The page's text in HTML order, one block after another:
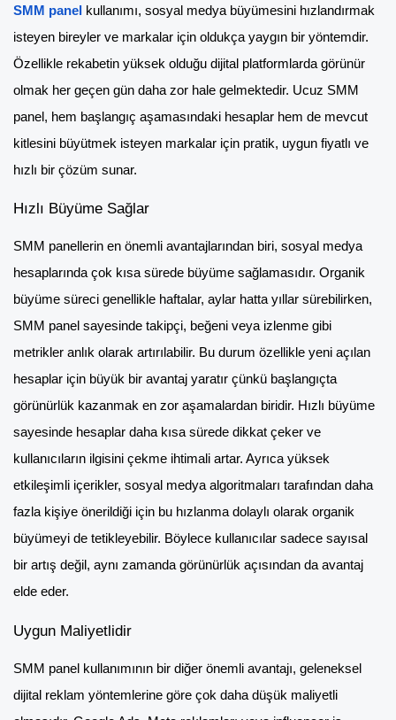
SMM panel
kullanımı, sosyal medya büyümesini hızlandırmak
isteyen bireyler ve markalar için oldukça yaygın bir yöntemdir.
Özellikle rekabetin yüksek olduğu dijital platformlarda görünür
olmak her geçen gün daha zor hale gelmektedir. Ucuz SMM
panel, hem başlangıç aşamasındaki hesaplar hem de mevcut
kitlesini büyütmek isteyen markalar için pratik, uygun fiyatlı ve
hızlı bir çözüm sunar.
Hızlı Büyüme Sağlar
SMM panellerin en önemli avantajlarından biri, sosyal medya
hesaplarında çok kısa sürede büyüme sağlamasıdır. Organik
büyüme süreci genellikle haftalar, aylar hatta yıllar sürebilirken,
SMM panel sayesinde takipçi, beğeni veya izlenme gibi
metrikler anlık olarak artırılabilir. Bu durum özellikle yeni açılan
hesaplar için büyük bir avantaj yaratır çünkü başlangıçta
görünürlük kazanmak en zor aşamalardan biridir. Hızlı büyüme
sayesinde hesaplar daha kısa sürede dikkat çeker ve
kullanıcıların ilgisini çekme ihtimali artar. Ayrıca yüksek
etkileşimli içerikler, sosyal medya algoritmaları tarafından daha
fazla kişiye önerildiği için bu hızlanma dolaylı olarak organik
büyümeyi de tetikleyebilir. Böylece kullanıcılar sadece sayısal
bir artış değil, aynı zamanda görünürlük açısından da avantaj
elde eder.
Uygun Maliyetlidir
SMM panel kullanımının bir diğer önemli avantajı, geleneksel
dijital reklam yöntemlerine göre çok daha düşük maliyetli